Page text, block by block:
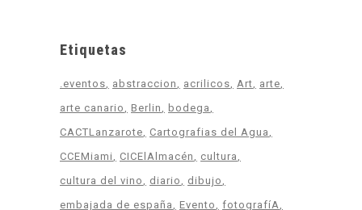
Etiquetas
.eventos abstraccion acrilicos Art
arte
arte canario
Berlin
bodega
CACTLanzarote
Cartografias del Agua
CCEMiami
CICElAlmacén
cultura
cultura del vino
diario
dibujo
embajada de españa
Evento
fotografíA